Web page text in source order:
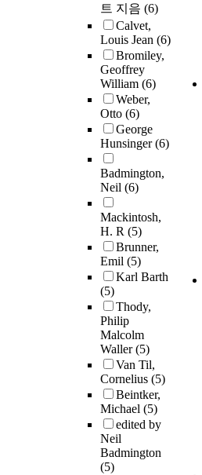
트 지음 (6)
Calvet,
Louis Jean (6)
Bromiley,
Geoffrey
William (6)
Weber,
Otto (6)
George
Hunsinger(6)
Badmington,
Neil (6)
Mackintosh,
H. R (5)
Brunner,
Emil (5)
Karl Barth
(5)
Thody,
Philip
Malcolm
Waller(5)
Van Til,
Cornelius (5)
Beintker,
Michael (5)
edited by
Neil
Badmington
(5)